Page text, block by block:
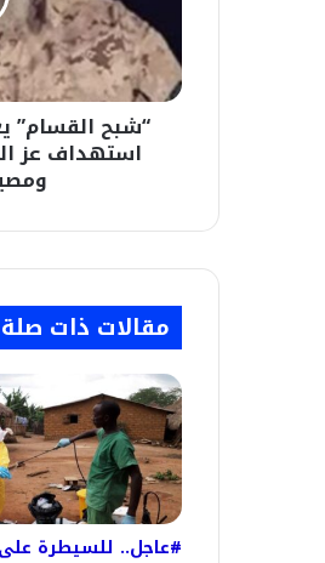
استهداف
عز
الدين
الحداد
“شبح القسام”
استهداف عز
مقالات ذات صلة
#عاجل.. للسيطرة